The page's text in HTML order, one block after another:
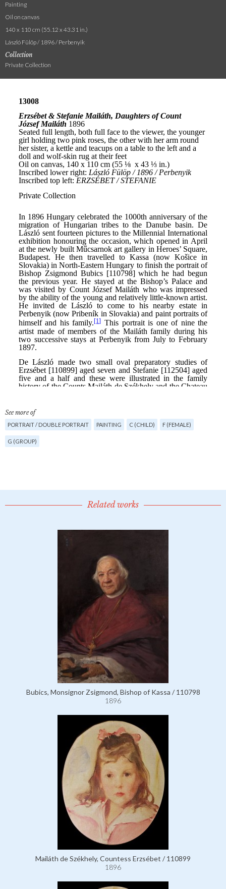
Painting
Oil on canvas
140 x 110 cm (55.12 x 43.31 in.)
László Fülöp / 1896 / Perbenyik
Collection
Private Collection
See more of
PORTRAIT / DOUBLE PORTRAIT PAINTING C (CHILD) F (FEMALE)
G (GROUP)
Related works
Bubics, Monsignor Zsigmond, Bishop of Kassa / 110798
1896
Mailáth de Székhely, Countess Erzsébet / 110899
1896